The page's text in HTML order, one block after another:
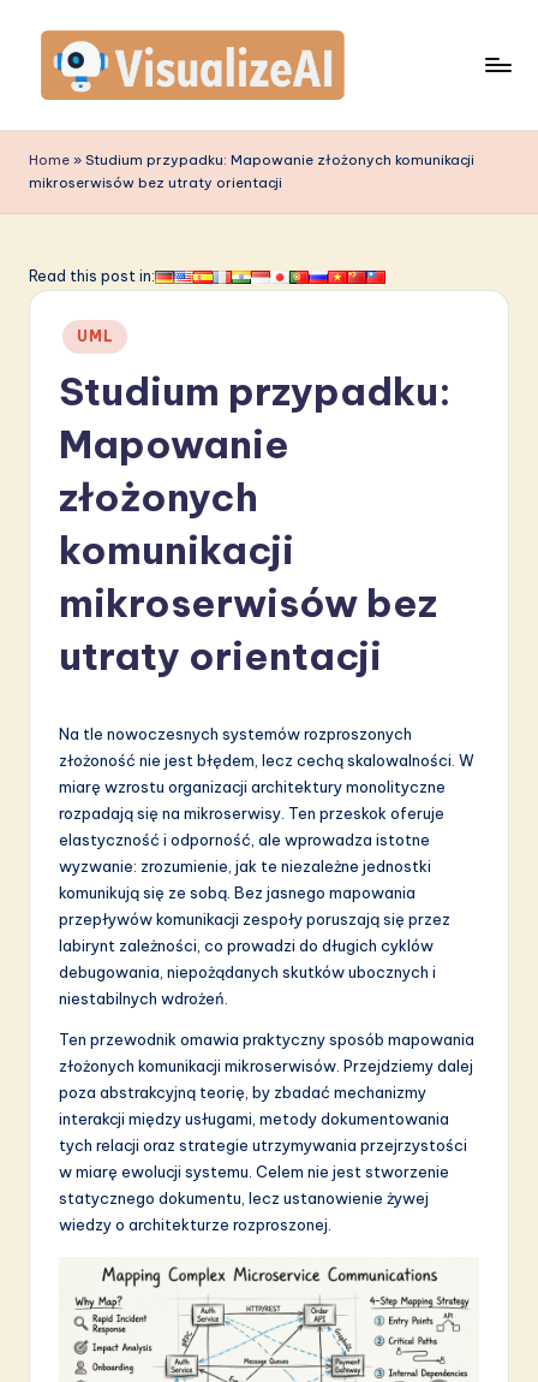
content
is
u
li
A
in
A
&
S
Home » Studium przypadku: Mapowanie złożonych komunikacji
mikroserwisów bez utraty orientacji
Read this post in:
Posted
in
UML
Studium przypadku:
Mapowanie
złożonych
komunikacji
mikroserwisów bez
utraty orientacji
Na tle nowoczesnych systemów rozproszonych
złożoność nie jest błędem, lecz cechą skalowalności. W
miarę wzrostu organizacji architektury monolityczne
rozpadają się na mikroserwisy. Ten przeskok oferuje
elastyczność i odporność, ale wprowadza istotne
wyzwanie: zrozumienie, jak te niezależne jednostki
komunikują się ze sobą. Bez jasnego mapowania
przepływów komunikacji zespoły poruszają się przez
labirynt zależności, co prowadzi do długich cyklów
debugowania, niepożądanych skutków ubocznych i
niestabilnych wdrożeń.
Ten przewodnik omawia praktyczny sposób mapowania
złożonych komunikacji mikroserwisów. Przejdziemy dalej
poza abstrakcyjną teorię, by zbadać mechanizmy
interakcji między usługami, metody dokumentowania
tych relacji oraz strategie utrzymywania przejrzystości
w miarę ewolucji systemu. Celem nie jest stworzenie
statycznego dokumentu, lecz ustanowienie żywej
wiedzy o architekturze rozproszonej.